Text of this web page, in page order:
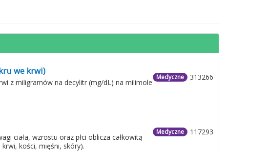
313266
Medyczne
we krwi)
z miligramów na decylitr (mg/dL) na milimole
117293
Medyczne
ciała, wzrostu oraz płci oblicza całkowitą
kości, mięśni, skóry).